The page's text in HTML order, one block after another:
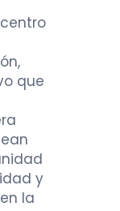
que
y
la